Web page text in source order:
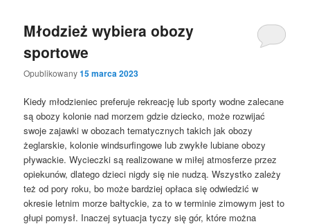
Młodzież wybiera obozy
sportowe
Opublikowany15 marca 2023
Kiedy młodzieniec preferuje rekreację lub sporty wodne zalecane
są obozy kolonie nad morzem gdzie dziecko, może rozwijać
swoje zajawki w obozach tematycznych takich jak obozy
żeglarskie, kolonie windsurfingowe lub zwykłe lubiane obozy
pływackie. Wycieczki są realizowane w miłej atmosferze przez
opiekunów, dlatego dzieci nigdy się nie nudzą. Wszystko zależy
też od pory roku, bo może bardziej opłaca się odwiedzić w
okresie letnim morze bałtyckie, za to w terminie zimowym jest to
głupi pomysł. Inaczej sytuacja tyczy się gór, które można